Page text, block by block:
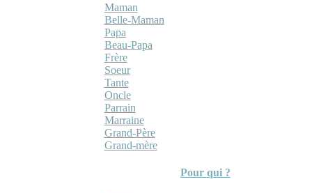
Maman
Belle-Maman
Papa
Beau-Papa
Frère
Soeur
Tante
Oncle
Parrain
Marraine
Grand-Père
Grand-mère
Pour qui ?